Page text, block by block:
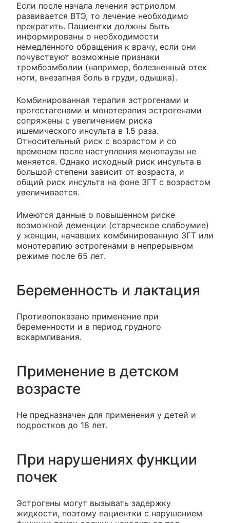
Если после начала лечения эстриолом
развивается ВТЭ, то лечение необходимо
прекратить. Пациентки должны быть
информированы о необходимости
немедленного обращения к врачу, если они
почувствуют возможные признаки
тромбоэмболии (например, болезненный отек
ноги, внезапная боль в груди, одышка).
Комбинированная терапия эстрогенами и
прогестагенами и монотерапия эстрогенами
сопряжены с увеличением риска
ишемического инсульта в 1.5 раза.
Относительный риск с возрастом и со
временем после наступления менопаузы не
меняется. Однако исходный риск инсульта в
большой степени зависит от возраста, и
общий риск инсульта на фоне ЗГТ с возрастом
увеличивается.
Имеются данные о повышенном риске
возможной деменции (старческое слабоумие)
у женщин, начавших комбинированную ЗГТ или
монотерапию эстрогенами в непрерывном
режиме после 65 лет.
Беременность и лактация
Противопоказано применение при
беременности и в период грудного
вскармливания.
Применение в детском
возрасте
Не предназначен для применения у детей и
подростков до 18 лет.
При нарушениях функции
почек
Эстрогены могут вызывать задержку
жидкости, поэтому пациентки с нарушением